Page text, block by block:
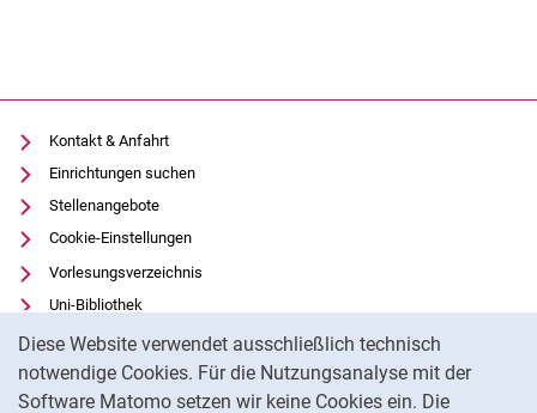
Diese Website verwendet ausschließlich technisch
notwendige Cookies. Für die Nutzungsanalyse mit der
Software Matomo setzen wir keine Cookies ein. Die
Kontakt & Anfahrt
Einrichtungen suchen
Stellenangebote
Cookie-Einstellungen
Vorlesungsverzeichnis
Uni-Bibliothek
Moodle
Panopto
Datenschutz